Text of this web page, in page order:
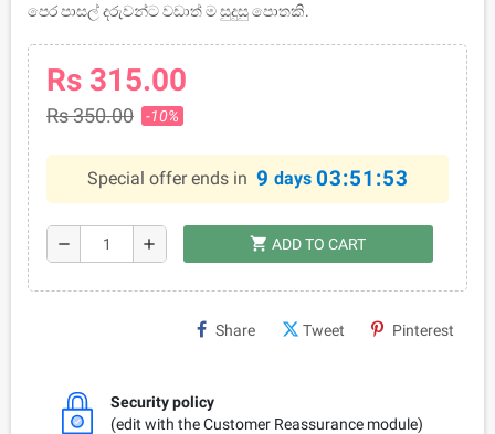
පෙර පාසල් දරුවන්ට වඩාත් ම සුදුසු පොතකි.
Rs 315.00
Rs 350.00 -10%
Special offer ends in 9 days 03:51:53
remove add shopping_cart ADD TO CART
Share Tweet Pinterest
Security policy
(edit with the Customer Reassurance module)